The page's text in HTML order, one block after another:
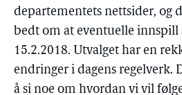
departementets nettsider, og
bedt om at eventuelle innspill
15.2.2018. Utvalget har en
endringer i dagens regelverk.
å si noe om hvordan vi vil